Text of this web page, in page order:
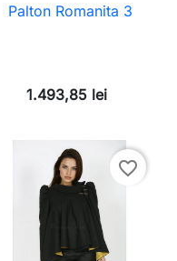
Palton Romanita 3
1.493,85 lei
favorite_border